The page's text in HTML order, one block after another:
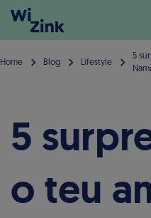
Home Blog Lifestyle
5
5
o teu